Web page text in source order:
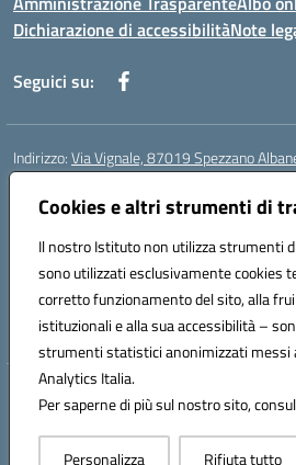
Cookies e altri strumenti di
Il nostro Istituto non utilizza strumenti
sono utilizzati esclusivamente cookies
corretto funzionamento del sito, alla
istituzionali e alla sua accessibilità –
strumenti statistici anonimizzati messi
Analytics Italia.
Per saperne di più sul nostro sito,
Personalizza Rifiuta tutto
Dichiarazione di accessibilitàNote
Seguici su:
Indirizzo:Via Vignale, 87019 Spezzano
Centralino:
Posta elettronica certificata (PEC):
Codice fiscale: 94018300783
Codice meccanografico:CSIC878003
Codice Indice delle Pubbliche
Codice unico di fatturazione (CUF): UFK2HU
Hosting & Powered by
Concept & Design by